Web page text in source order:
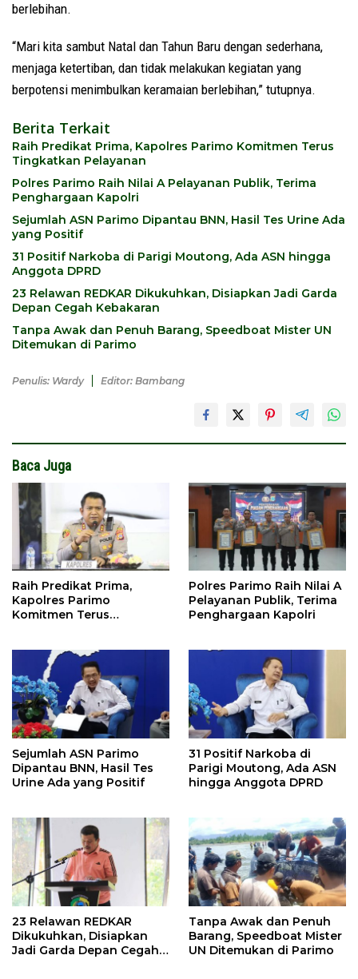
berlebihan.
“Mari kita sambut Natal dan Tahun Baru dengan sederhana,
menjaga ketertiban, dan tidak melakukan kegiatan yang
berpotensi menimbulkan keramaian berlebihan,” tutupnya.
Berita Terkait
Raih Predikat Prima, Kapolres Parimo Komitmen Terus
Tingkatkan Pelayanan
Polres Parimo Raih Nilai A Pelayanan Publik, Terima
Penghargaan Kapolri
Sejumlah ASN Parimo Dipantau BNN, Hasil Tes Urine Ada
yang Positif
31 Positif Narkoba di Parigi Moutong, Ada ASN hingga
Anggota DPRD
23 Relawan REDKAR Dikukuhkan, Disiapkan Jadi Garda
Depan Cegah Kebakaran
Tanpa Awak dan Penuh Barang, Speedboat Mister UN
Ditemukan di Parimo
Penulis: Wardy Editor: Bambang
Baca Juga
Raih Predikat Prima,
Kapolres Parimo
Komitmen Terus
Polres Parimo Raih Nilai A
Pelayanan Publik, Terima
Penghargaan Kapolri
Sejumlah ASN Parimo
Dipantau BNN, Hasil Tes
Urine Ada yang Positif
31 Positif Narkoba di
Parigi Moutong, Ada ASN
hingga Anggota DPRD
23 Relawan REDKAR
Dikukuhkan, Disiapkan
Jadi Garda Depan Cegah
Tanpa Awak dan Penuh
Barang, Speedboat Mister
UN Ditemukan di Parimo